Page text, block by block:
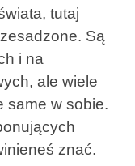
tutaj
Są
i na
ale wiele
same w sobie.
znać.